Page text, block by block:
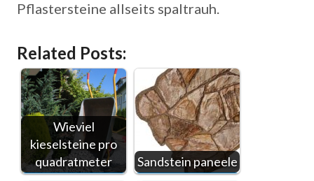
Pflastersteine allseits spaltrauh.
Related Posts:
Wieviel
kieselsteine pro
quadratmeter
Sandstein paneele